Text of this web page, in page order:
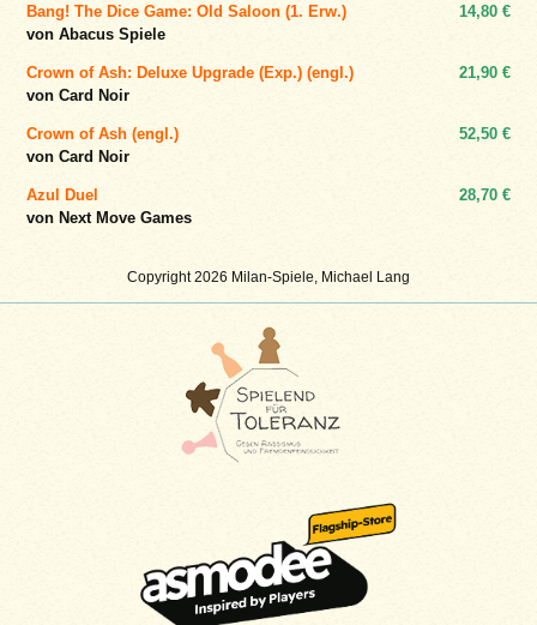
Copyright 2026 Milan-Spiele, Michael Lang
Bang! The Dice Game: Old Saloon (1. Erw.)
von Abacus Spiele
14,80 €
Crown of Ash: Deluxe Upgrade (Exp.) (engl.)
von Card Noir
21,90 €
Crown of Ash (engl.)
von Card Noir
52,50 €
Azul Duel
von Next Move Games
28,70 €